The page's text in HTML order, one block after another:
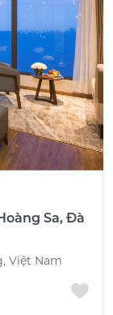
Sa, Đà
Việt Nam